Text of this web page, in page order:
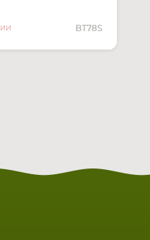
BT78S
О НАЛИЧИИ